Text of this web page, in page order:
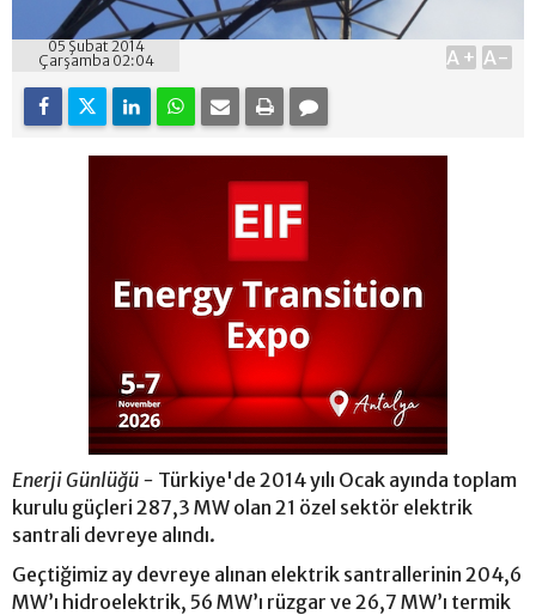
05 Şubat 2014
Çarşamba 02:04
A+ A-
Enerji Günlüğü - Türkiye'de 2014 yılı Ocak ayında toplam
kurulu güçleri 287,3 MW olan 21 özel sektör elektrik
santrali devreye alındı.
Geçtiğimiz ay devreye alınan elektrik santrallerinin 204,6
MW’ı hidroelektrik, 56 MW’ı rüzgar ve 26,7 MW’ı termik